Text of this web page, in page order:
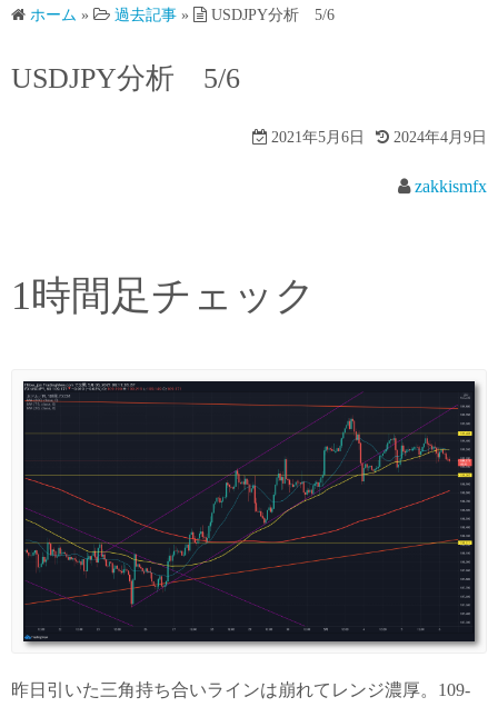
ホーム » 過去記事 » USDJPY分析 5/6
USDJPY分析 5/6
2021年5月6日 2024年4月9日
zakkismfx
1時間足チェック
昨日引いた三角持ち合いラインは崩れてレンジ濃厚。109-